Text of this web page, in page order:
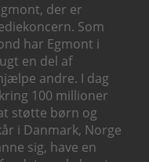
der er
Som
har Egmont i
en del af
andre. I dag
100 millioner
støtte børn og
i Danmark, Norge
sig, have en